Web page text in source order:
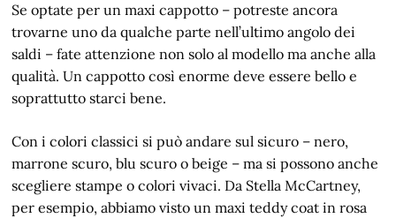
Se optate per un maxi cappotto – potreste ancora
trovarne uno da qualche parte nell’ultimo angolo dei
saldi – fate attenzione non solo al modello ma anche alla
qualità. Un cappotto così enorme deve essere bello e
soprattutto starci bene.
Con i colori classici si può andare sul sicuro – nero,
marrone scuro, blu scuro o beige – ma si possono anche
scegliere stampe o colori vivaci. Da Stella McCartney,
per esempio, abbiamo visto un maxi teddy coat in rosa